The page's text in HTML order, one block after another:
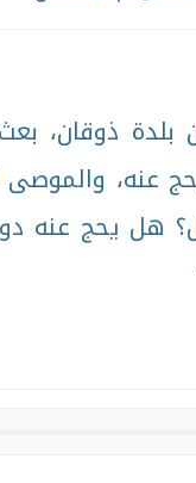
ذوقان،
عنه،
هل يحج عنه